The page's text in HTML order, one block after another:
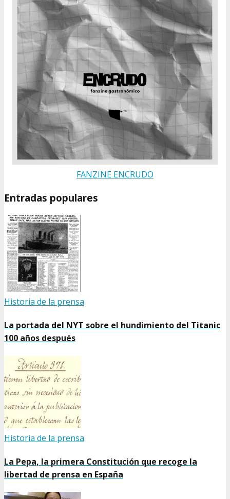
FANZINE ENCRUDO
Entradas populares
Historia de la prensa
La portada del NYT sobre el hundimiento del Titanic
100 años después
Historia de la prensa
La Pepa, la primera Constitución que recoge la
libertad de prensa en España